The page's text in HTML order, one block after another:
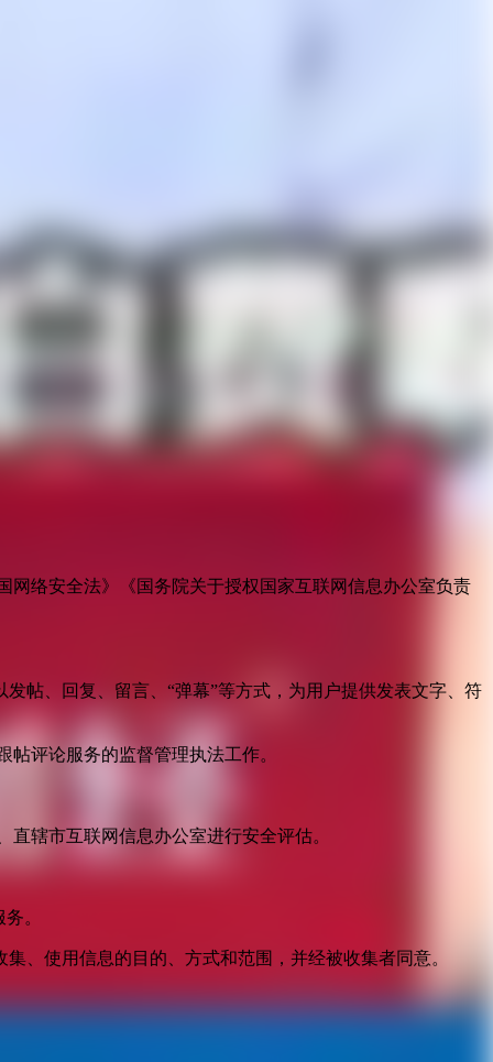
络安全法》《国务院关于授权国家互联网信息办公室负责
帖、回复、留言、“弹幕”等方式，为用户提供发表文字、符
评论服务的监督管理执法工作。
辖市互联网信息办公室进行安全评估。
。
、使用信息的目的、方式和范围，并经被收集者同意。